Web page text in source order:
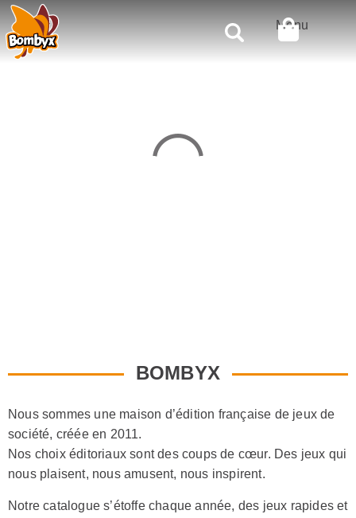
Menu
Rechercher
BOMBYX
Nous sommes une maison d’édition française de jeux de
société, créée en 2011.
Nos choix éditoriaux sont des coups de cœur. Des jeux qui
nous plaisent, nous amusent, nous inspirent.
Notre catalogue s’étoffe chaque année, des jeux rapides et